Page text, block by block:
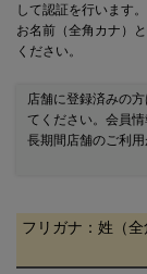
して認証を行います。
お名前（全角カナ）
ください。
店舗に登録済みの
てください。会員情
長期間店舗のご利
フリガナ：姓（全